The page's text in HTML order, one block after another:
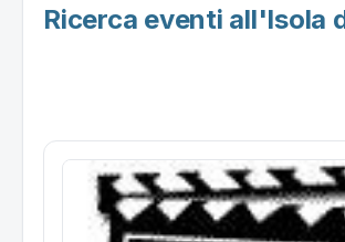
Ricerca eventi all'Isola